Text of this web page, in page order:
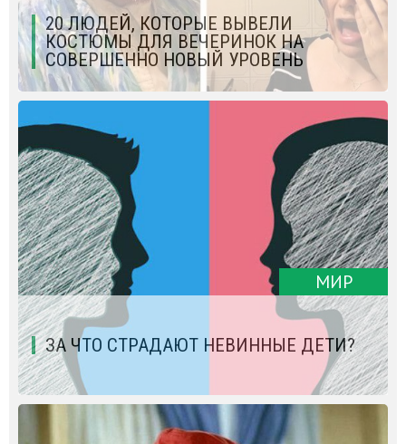
20 ЛЮДЕЙ, КОТОРЫЕ ВЫВЕЛИ
КОСТЮМЫ ДЛЯ ВЕЧЕРИНОК НА
СОВЕРШЕННО НОВЫЙ УРОВЕНЬ
МИР
ЗА ЧТО СТРАДАЮТ НЕВИННЫЕ ДЕТИ?